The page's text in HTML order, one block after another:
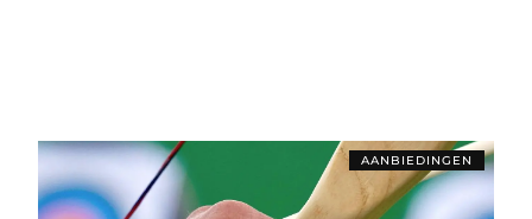
AANBIEDINGEN